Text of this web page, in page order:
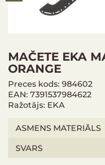
MAČETE EKA
ORANGE
Preces kods: 984602
EAN: 7391537984622
Ražotājs: EKA
ASMENS MATERIĀLS
SVARS